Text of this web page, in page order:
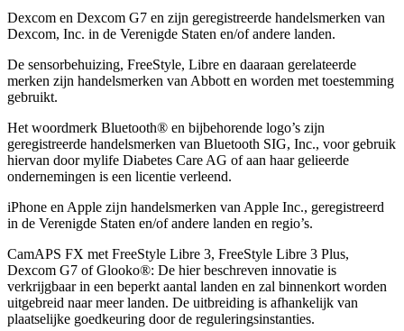
Dexcom en Dexcom G7 en zijn geregistreerde handelsmerken van
Dexcom, Inc. in de Verenigde Staten en/of andere landen.
De sensorbehuizing, FreeStyle, Libre en daaraan gerelateerde
merken zijn handelsmerken van Abbott en worden met toestemming
gebruikt.
Het woordmerk Bluetooth® en bijbehorende logo’s zijn
geregistreerde handelsmerken van Bluetooth SIG, Inc., voor gebruik
hiervan door mylife Diabetes Care AG of aan haar gelieerde
ondernemingen is een licentie verleend.
iPhone en Apple zĳn handelsmerken van Apple Inc., geregistreerd
in de Verenigde Staten en/of andere landen en regio’s.
CamAPS FX met FreeStyle Libre 3, FreeStyle Libre 3 Plus,
Dexcom G7 of Glooko®: De hier beschreven innovatie is
verkrijgbaar in een beperkt aantal landen en zal binnenkort worden
uitgebreid naar meer landen. De uitbreiding is afhankelijk van
plaatselijke goedkeuring door de reguleringsinstanties.